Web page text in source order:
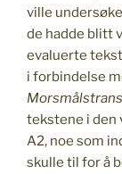
ville
de hadde blitt
evaluerte
i forbindelse
tekstene i den
A2, noe som
skulle til for å